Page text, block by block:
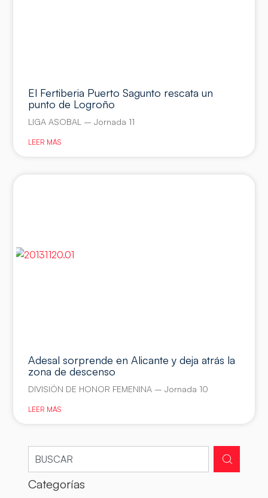
El Fertiberia Puerto Sagunto rescata un
punto de Logroño
LIGA ASOBAL – Jornada 11
LEER MÁS
Adesal sorprende en Alicante y deja atrás la
zona de descenso
DIVISIÓN DE HONOR FEMENINA – Jornada 10
LEER MÁS
Categorías